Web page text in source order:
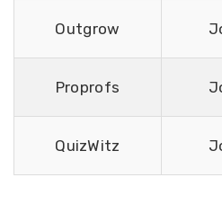
Outgrow
Proprofs
QuizWitz